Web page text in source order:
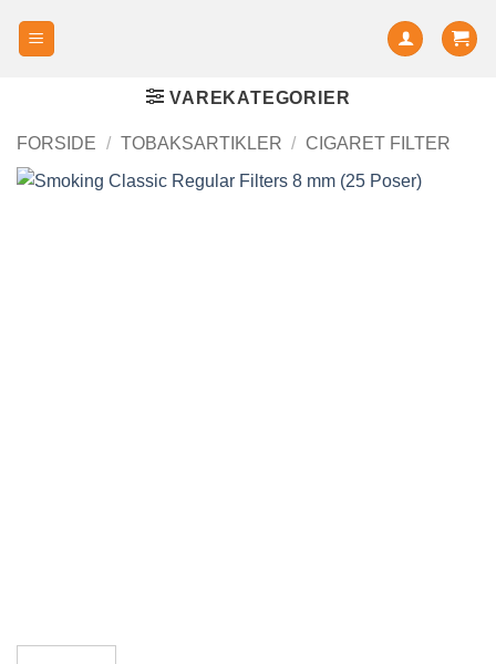
VAREKATEGORIER
FORSIDE / TOBAKSARTIKLER / CIGARET FILTER